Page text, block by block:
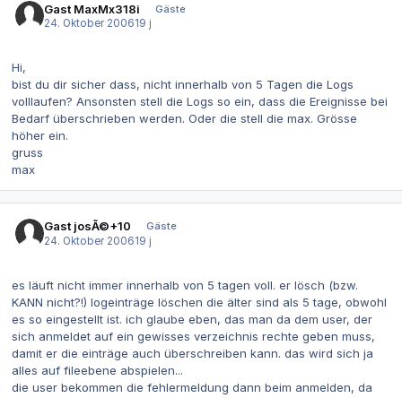
Gast MaxMx318i
Gäste
24. Oktober 200619 j
Hi,
bist du dir sicher dass, nicht innerhalb von 5 Tagen die Logs
volllaufen? Ansonsten stell die Logs so ein, dass die Ereignisse bei
Bedarf überschrieben werden. Oder die stell die max. Grösse
höher ein.
gruss
max
Gast josÃ©+10
Gäste
24. Oktober 200619 j
es läuft nicht immer innerhalb von 5 tagen voll. er lösch (bzw.
KANN nicht?!) logeinträge löschen die älter sind als 5 tage, obwohl
es so eingestellt ist. ich glaube eben, das man da dem user, der
sich anmeldet auf ein gewisses verzeichnis rechte geben muss,
damit er die einträge auch überschreiben kann. das wird sich ja
alles auf fileebene abspielen...
die user bekommen die fehlermeldung dann beim anmelden, da